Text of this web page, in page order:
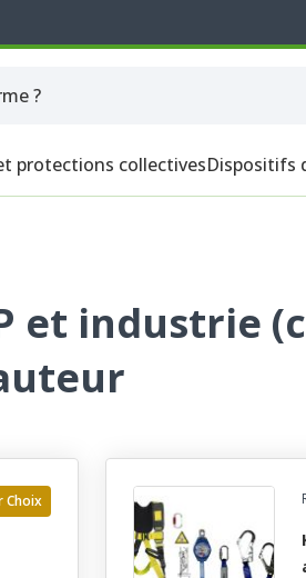
protections collectivesDispositifs
et industrie
Choix
kit de